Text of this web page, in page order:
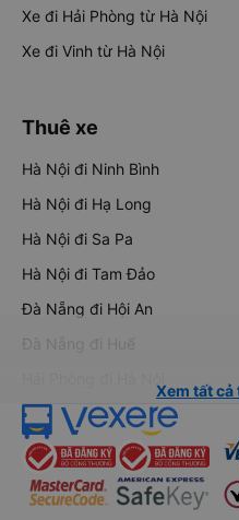
Xe đi Hải Phòng từ Hà Nội
Xe đi Vinh từ Hà Nội
Thuê xe
Hà Nội đi Ninh Bình
Hà Nội đi Hạ Long
Hà Nội đi Sa Pa
Hà Nội đi Tam Đảo
Đà Nẵng đi Hội An
Đà Nẵng đi Huế
Xem tất